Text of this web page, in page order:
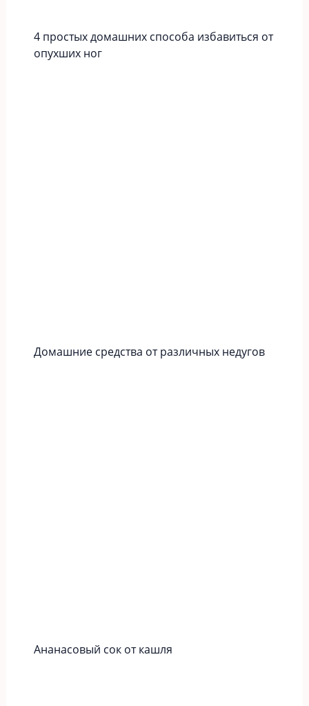
4 простых домашних способа избавиться от
опухших ног
Домашние средства от различных недугов
Ананасовый сок от кашля